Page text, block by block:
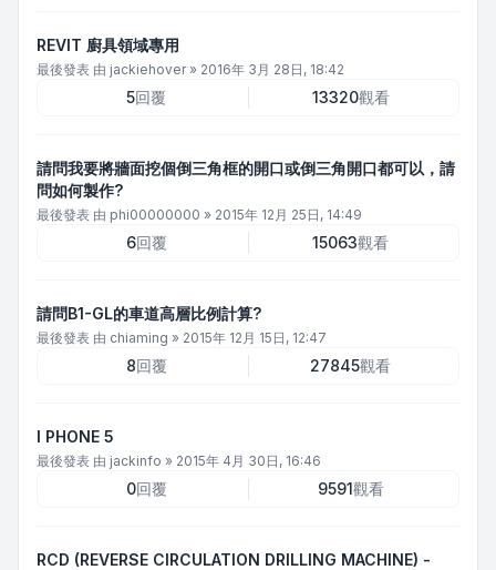
REVIT 廚具領域專用
最後發表 由 jackiehover» 2016年 3月 28日, 18:42
5回覆 13320觀看
請問我要將牆面挖個倒三角框的開口或倒三角開口都可以，請
問如何製作?
最後發表 由 phi00000000 » 2015年 12月 25日, 14:49
6回覆 15063觀看
請問B1-GL的車道高層比例計算?
最後發表 由 chiaming » 2015年 12月 15日, 12:47
8回覆 27845觀看
I PHONE 5
最後發表 由 jackinfo » 2015年 4月 30日, 16:46
0回覆 9591觀看
RCD (REVERSE CIRCULATION DRILLING MACHINE) -